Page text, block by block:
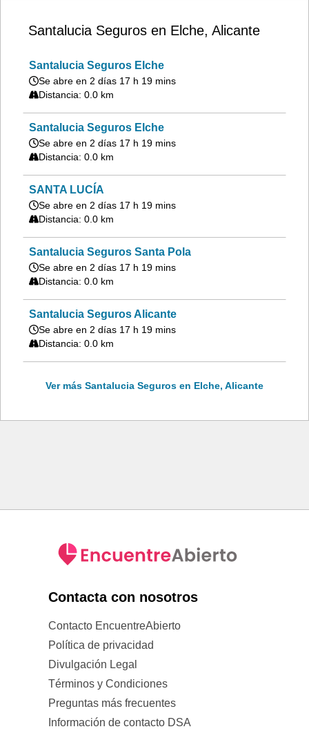
Santalucia Seguros en Elche, Alicante
Santalucia Seguros Elche
Se abre en 2 días 17 h 19 mins
Distancia: 0.0 km
Santalucia Seguros Elche
Se abre en 2 días 17 h 19 mins
Distancia: 0.0 km
SANTA LUCÍA
Se abre en 2 días 17 h 19 mins
Distancia: 0.0 km
Santalucia Seguros Santa Pola
Se abre en 2 días 17 h 19 mins
Distancia: 0.0 km
Santalucia Seguros Alicante
Se abre en 2 días 17 h 19 mins
Distancia: 0.0 km
Ver más Santalucia Seguros en Elche, Alicante
Contacta con nosotros
Contacto EncuentreAbierto
Política de privacidad
Divulgación Legal
Términos y Condiciones
Preguntas más frecuentes
Información de contacto DSA